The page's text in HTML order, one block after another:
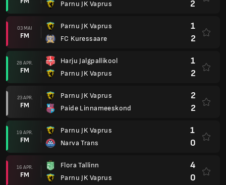
Parnu JK Vaprus 2
03 MAI
FM
Parnu JK Vaprus
FC Kuressaare
1
2
28 APR.
FM
Harju Jalgpallikool
Parnu JK Vaprus
1
2
23 APR.
FM
Parnu JK Vaprus
Paide Linnameeskond
2
2
19 APR.
FM
Parnu JK Vaprus
Narva Trans
1
0
16 APR.
FM
Flora Tallinn
Parnu JK Vaprus
4
0